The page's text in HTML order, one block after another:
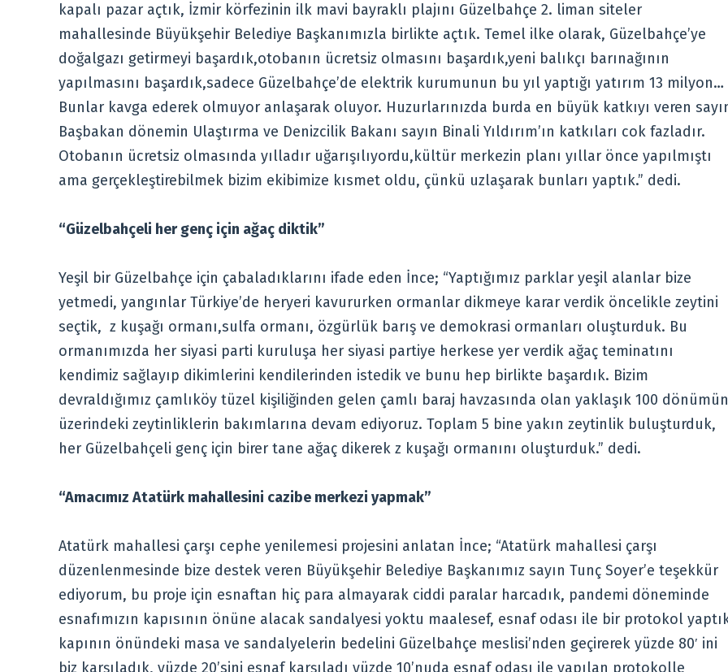
kapalı pazar açtık, İzmir körfezinin ilk mavi bayraklı plajını Güzelbahçe 2. liman siteler
mahallesinde Büyükşehir Belediye Başkanımızla birlikte açtık. Temel ilke olarak, Güzelbahçe’ye
doğalgazı getirmeyi başardık,otobanın ücretsiz olmasını başardık,yeni balıkçı barınağının
yapılmasını başardık,sadece Güzelbahçe’de elektrik kurumunun bu yıl yaptığı yatırım 13 milyon…
Bunlar kavga ederek olmuyor anlaşarak oluyor. Huzurlarınızda burda en büyük katkıyı veren
Başbakan dönemin Ulaştırma ve Denizcilik Bakanı sayın Binali Yıldırım’ın katkıları cok fazladır.
Otobanın ücretsiz olmasında yılladır uğarışılıyordu,kültür merkezin planı yıllar önce yapılmıştı
ama gerçekleştirebilmek bizim ekibimize kısmet oldu, çünkü uzlaşarak bunları yaptık.” dedi.
“Güzelbahçeli her genç için ağaç diktik”
Yeşil bir Güzelbahçe için çabaladıklarını ifade eden İnce; “Yaptığımız parklar yeşil alanlar bize
yetmedi, yangınlar Türkiye’de heryeri kavururken ormanlar dikmeye karar verdik öncelikle zeytini
seçtik, z kuşağı ormanı,sulfa ormanı, özgürlük barış ve demokrasi ormanları oluşturduk. Bu
ormanımızda her siyasi parti kuruluşa her siyasi partiye herkese yer verdik ağaç teminatını
kendimiz sağlayıp dikimlerini kendilerinden istedik ve bunu hep birlikte başardık. Bizim
devraldığımız çamlıköy tüzel kişiliğinden gelen çamlı baraj havzasında olan yaklaşık 100 dönümün
üzerindeki zeytinliklerin bakımlarına devam ediyoruz. Toplam 5 bine yakın zeytinlik buluşturduk,
her Güzelbahçeli genç için birer tane ağaç dikerek z kuşağı ormanını oluşturduk.” dedi.
“Amacımız Atatürk mahallesini cazibe merkezi yapmak”
Atatürk mahallesi çarşı cephe yenilemesi projesini anlatan İnce; “Atatürk mahallesi çarşı
düzenlenmesinde bize destek veren Büyükşehir Belediye Başkanımız sayın Tunç Soyer’e teşekkür
ediyorum, bu proje için esnaftan hiç para almayarak ciddi paralar harcadık, pandemi döneminde
esnafımızın kapısının önüne alacak sandalyesi yoktu maalesef, esnaf odası ile bir protokol
kapının önündeki masa ve sandalyelerin bedelini Güzelbahçe meslisi’nden geçirerek yüzde 80′ ini
biz karşıladık, yüzde 20’sini esnaf karşıladı yüzde 10’nuda esnaf odası ile yapılan protokolle